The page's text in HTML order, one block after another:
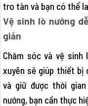
tro tàn và bạn có thể
Vệ sinh lò nướng
giản
Chăm sóc và vệ sinh
xuyên sẽ giúp thiết bị
và giữ được thời
nướng, bạn cần thực